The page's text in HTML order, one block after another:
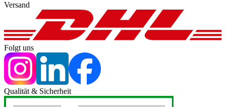
Versand
Folgt uns
Qualität & Sicherheit